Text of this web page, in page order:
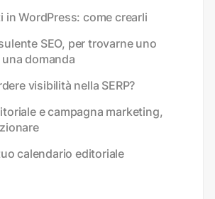
in WordPress: come crearli
SEO, per trovarne uno
domanda
visibilità nella SERP?
e campagna marketing,
calendario editoriale